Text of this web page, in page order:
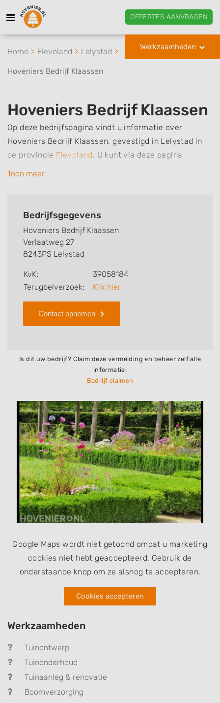
OFFERTES AANVRAGEN
Werkzaamheden
Home Flevoland Lelystad
Hoveniers Bedrijf Klaassen
Hoveniers Bedrijf Klaassen
Op deze bedrijfspagina vindt u informatie over
Hoveniers Bedrijf Klaassen, gevestigd in Lelystad in
de provincie Flevoland. U kunt via deze pagina
eenvoudig contact met het bedrijf opnemen door te
kunt u snel zien welke zaken Hoveniers Bedrijf
beoordeling of review achterlaten als u al ervaring
heeft met dit bedrijf.
Zoekt u een ander bedrijf? Bekijk dan andere
hoveniers en bedrijven inLelystad
Toon meer
Bedrijfsgegevens
Hoveniers Bedrijf Klaassen
Verlaatweg 27
8243PS Lelystad
KvK:
39058184
Terugbelverzoek:
Klik hier
Contact opnemen
Is dit uw bedrijf? Claim deze vermelding en beheer zelf alle
informatie:
Bedrijf claimen
Google Maps wordt niet getoond omdat u marketing
cookies niet hebt geaccepteerd. Gebruik de
onderstaande knop om ze alsnog te accepteren.
Cookies accepteren
Werkzaamheden
Tuinontwerp
Tuinonderhoud
Tuinaanleg & renovatie
Boomverzorging